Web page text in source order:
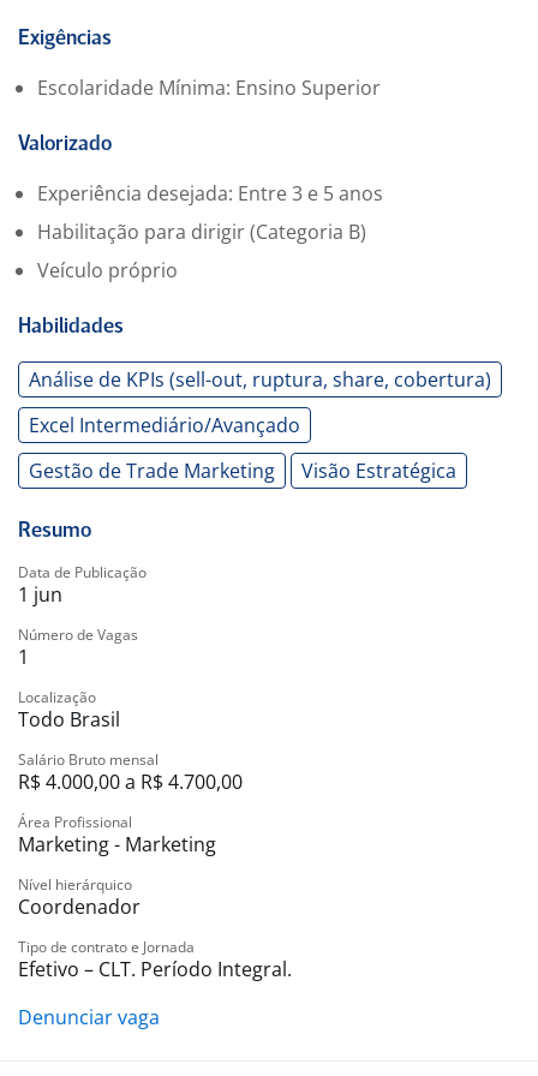
Experiência consolidada em coordenação ou gestão
Vivência em liderança de equipes externas em
estrutura multirregional
Forte domínio de indicadores de performance
comercial
varejistas
CNH B ativa, veículo próprio e disponibilidade para
Ensino superior completo (desejável)
Perfil Profissional
Visão estratégica e orientação para resultados
Capacidade analítica e tomada de decisão baseada em
dados
Liderança estruturada, com foco em desenvolvimento
Comunicação executiva e habilidade de negociação
Alta capacidade de planejamento e gestão de
prioridades
Exigências
Escolaridade Mínima: Ensino Superior
Valorizado
Experiência desejada: Entre 3 e 5 anos
Habilitação para dirigir (Categoria B)
Veículo próprio
Habilidades
Análise de KPIs (sell-out, ruptura, share, cobertura)
Excel Intermediário/Avançado
Gestão de Trade Marketing
Visão Estratégica
Resumo
Data de Publicação
1 jun
Número de Vagas
1
Localização
Todo Brasil
Salário Bruto mensal
R$ 4.000,00 a R$ 4.700,00
Área Profissional
Marketing - Marketing
Nível hierárquico
Coordenador
Tipo de contrato e Jornada
Efetivo – CLT. Período Integral.
Denunciar vaga